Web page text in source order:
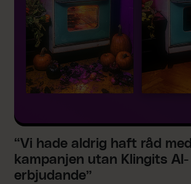
“Vi hade aldrig haft råd med
kampanjen utan Klingits AI-
erbjudande”